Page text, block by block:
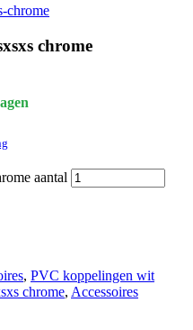
chrome
aantal
, PVC koppelingen wit
chrome, Accessoires